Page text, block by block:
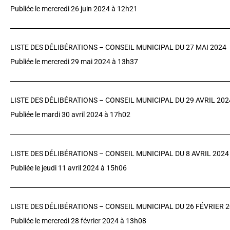
Publiée le mercredi 26 juin 2024 à 12h21
LISTE DES DÉLIBÉRATIONS – CONSEIL MUNICIPAL DU 27 MAI 2024
Publiée le mercredi 29 mai 2024 à 13h37
LISTE DES DÉLIBÉRATIONS – CONSEIL MUNICIPAL DU 29 AVRIL
Publiée le mardi 30 avril 2024 à 17h02
LISTE DES DÉLIBÉRATIONS – CONSEIL MUNICIPAL DU 8 AVRIL 2024
Publiée le jeudi 11 avril 2024 à 15h06
LISTE DES DÉLIBÉRATIONS – CONSEIL MUNICIPAL DU 26 FÉVRIER
Publiée le mercredi 28 février 2024 à 13h08